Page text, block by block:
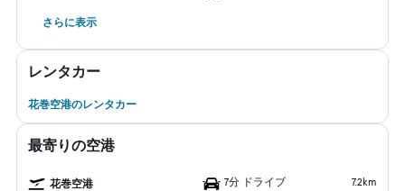
さらに表示
レンタカー
花巻空港のレンタカー
最寄りの空港
花巻空港 7分 ドライブ 7.2km